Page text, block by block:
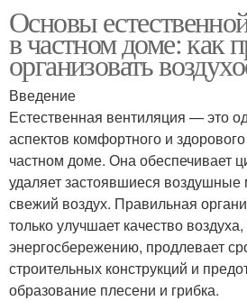
Основы
в частном доме: как
организовать
Введение
Естественная вентиляция — это
аспектов комфортного и
частном доме. Она обеспечивает
удаляет застоявшиеся воздушные
свежий воздух. Правильная
только улучшает качество
энергосбережению, продлевает
строительных конструкций и
образование плесени и грибка.